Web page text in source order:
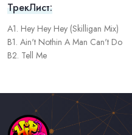
ТрекЛист:
A1. Hey Hey Hey (Skilligan Mix)
B1. Ain't Nothin A Man Can't Do
B2. Tell Me